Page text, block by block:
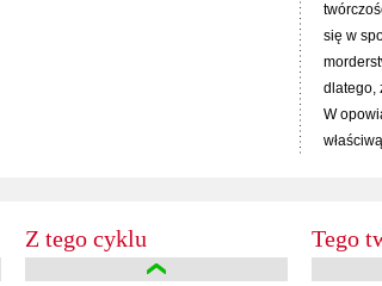
się w
dlatego,
W
Z tego cyklu Tego